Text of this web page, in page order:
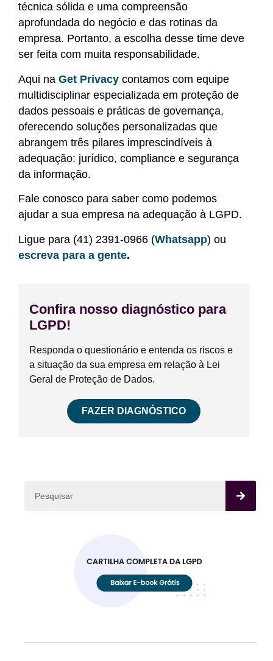
técnica sólida e uma compreensão
aprofundada do negócio e das rotinas da
empresa. Portanto, a escolha desse time deve
ser feita com muita responsabilidade.
Aqui naGet Privacy contamos com equipe
multidisciplinar especializada em proteção de
dados pessoais e práticas de governança,
oferecendo soluções personalizadas que
abrangem três pilares imprescindíveis à
adequação: jurídico, compliance e segurança
da informação.
Fale conosco para saber como podemos
ajudar a sua empresa na adequação à LGPD.
Ligue para (41) 2391-0966 (Whatsapp) ou
escreva para a gente.
Confira nosso diagnóstico para
LGPD!
Responda o questionário e entenda os riscos e
a situação da sua empresa em relação à Lei
Geral de Proteção de Dados.
FAZER DIAGNÓSTICO